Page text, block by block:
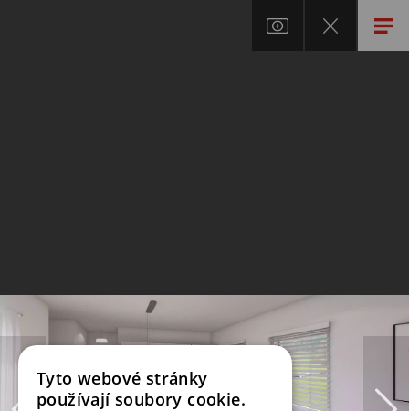
Tyto webové stránky
používají soubory cookie.